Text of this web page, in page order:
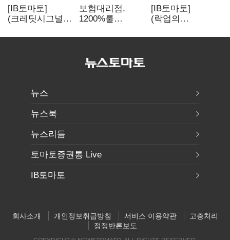
[IB토마토]
(크레딧시그널)H
, AI 투자 확대에
보험대리점,
1200%룰
[IB토마토]
(락업의
뒤 풀리는 FI
뉴스
뉴스북
뉴스리듬
토마토증권통 Live
IB토마토
회사소개 개인정보취급방침 서비스 이용약관
고충처리
정정반론보도